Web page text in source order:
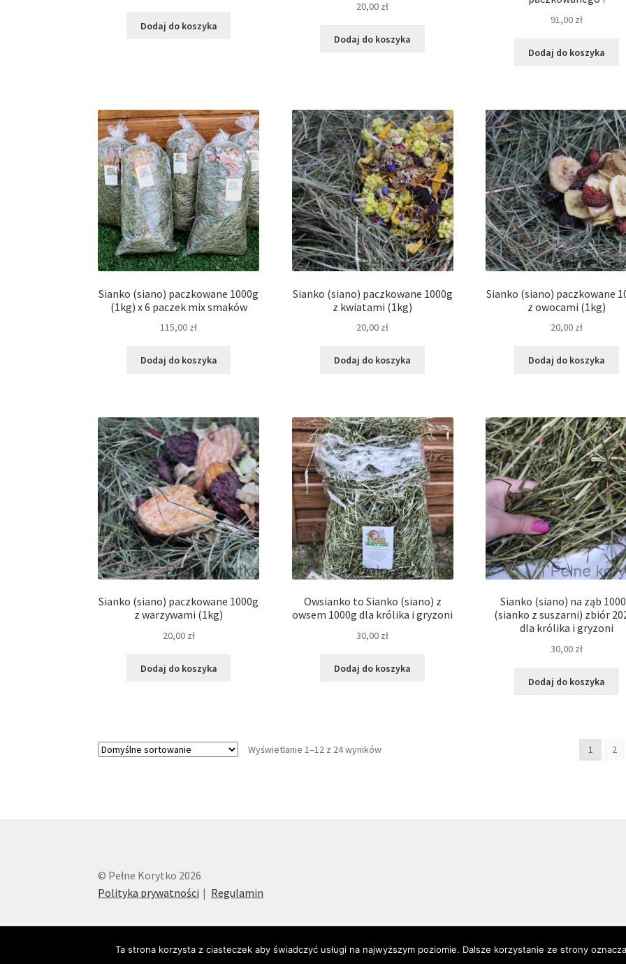
Dodaj do koszyka
20,00 zł
Dodaj do koszyka
91,00 zł
Dodaj do koszyka
Sianko (siano) paczkowane 1000g
(1kg) x 6 paczek mix smaków
115,00 zł
Dodaj do koszyka
Sianko (siano) paczkowane 1000g
z kwiatami (1kg)
20,00 zł
Dodaj do koszyka
Sianko (siano) paczkowane
z owocami (1kg)
20,00 zł
Dodaj do koszyka
Sianko (siano) paczkowane 1000g
z warzywami (1kg)
20,00 zł
Dodaj do koszyka
Owsianko to Sianko (siano) z
owsem 1000g dla królika i gryzoni
30,00 zł
Dodaj do koszyka
Sianko (siano) na ząb
(sianko z suszarni) zbiór
dla królika i gryzoni
30,00 zł
Dodaj do koszyka
Wyświetlanie 1–12 z 24 wyników 1 2
© Pełne Korytko 2026
Polityka prywatności
Regulamin
Ta strona korzysta z ciasteczek aby świadczyć usługi na najwyższym poziomie. Dalsze korzystanie ze strony